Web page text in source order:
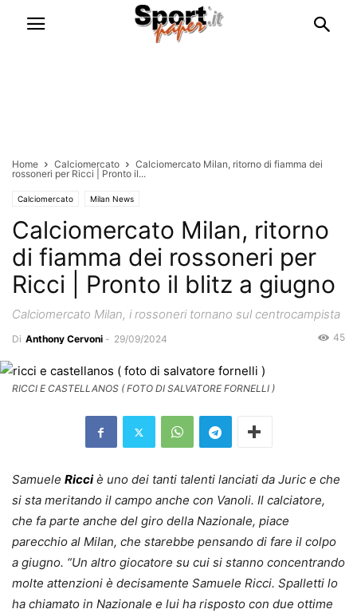
Home Calciomercato
Calciomercato Milan, ritorno di fiamma dei
rossoneri per Ricci | Pronto il...
Calciomercato Milan News
Calciomercato Milan, ritorno
di fiamma dei rossoneri per
Ricci | Pronto il blitz a giugno
Calciomercato Milan, i rossoneri tornano sul centrocampista
Di Anthony Cervoni - 29/09/2024 45
RICCI E CASTELLANOS ( FOTO DI SALVATORE FORNELLI )
Samuele Ricciè uno dei tanti talenti lanciati da Juric e che
si sta meritando il campo anche con Vanoli. Il calciatore,
che fa parte anche del giro della Nazionale, piace
parecchio al Milan, che starebbe pensando di fare il colpo
a giugno. “Un altro giocatore su cui si stanno concentrando
molte attenzioni è decisamente Samuele Ricci. Spalletti lo
ha chiamato in Nazionale e lui ha risposto con due ottime